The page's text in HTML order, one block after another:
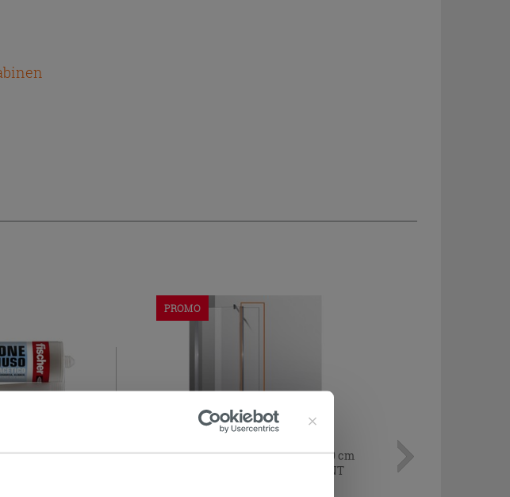
PROMO
TÜR FÜR WALK IN ARES 30xH200 cm
GLASSTÄRKE 8 mm TRANSPARENT